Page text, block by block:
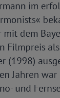
im
dem
Filmpreis
(1998)
Jahren war
und